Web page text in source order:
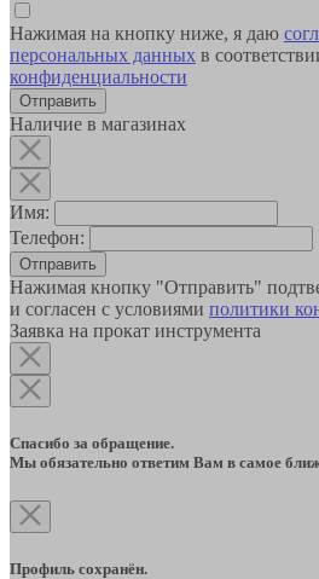
Нажимая на кнопку ниже, я даю
персональных данных в
конфиденциальности
Наличие в магазинах
Имя:
Телефон:
Отправить
Нажимая кнопку "Отправить"
и согласен с условиями политики
Заявка на прокат инструмента
Спасибо за обращение.
Мы обязательно ответим Вам в самое
Профиль сохранён.